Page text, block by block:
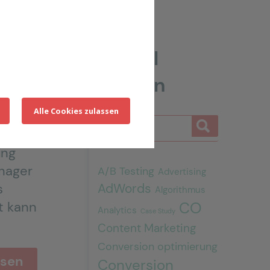
Alle Cookies zulassen
Artikel
suchen
A/B Testing Advertising
AdWords Algorithmus
Analytics Case Study CO
Content Marketing
Conversion optimierung
Conversion
kann